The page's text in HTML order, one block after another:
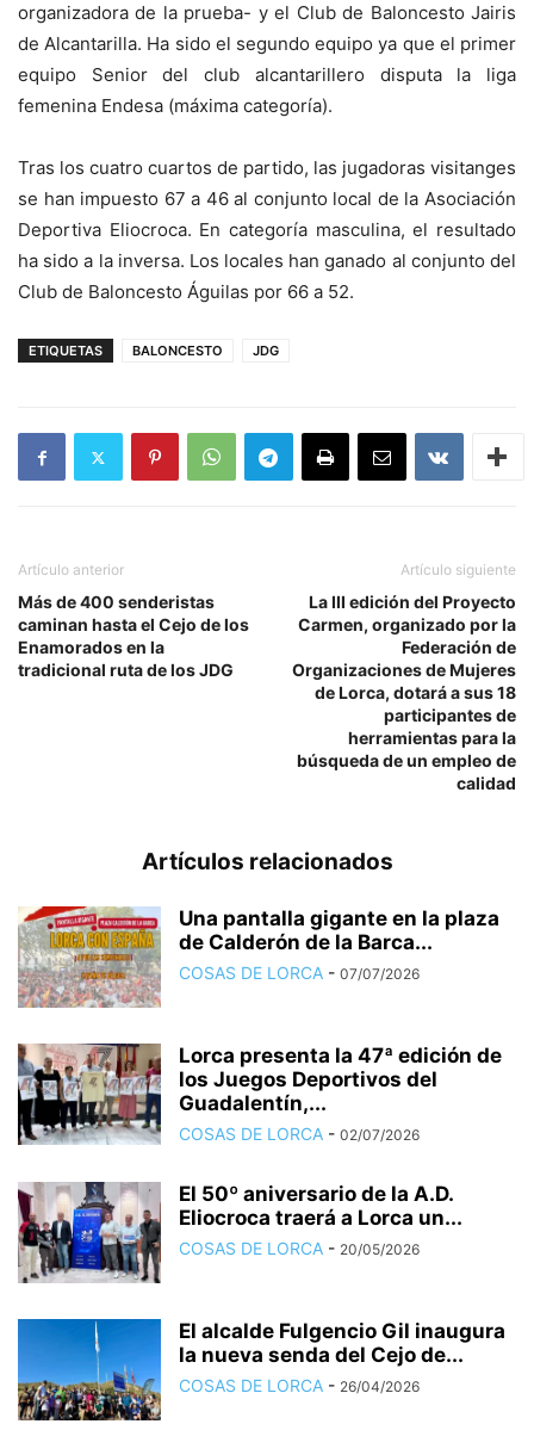
organizadora de la prueba- y el Club de Baloncesto Jairis
de Alcantarilla. Ha sido el segundo equipo ya que el primer
equipo Senior del club alcantarillero disputa la liga
femenina Endesa (máxima categoría).
Tras los cuatro cuartos de partido, las jugadoras visitanges
se han impuesto 67 a 46 al conjunto local de la Asociación
Deportiva Eliocroca. En categoría masculina, el resultado
ha sido a la inversa. Los locales han ganado al conjunto del
Club de Baloncesto Águilas por 66 a 52.
ETIQUETAS BALONCESTO JDG
Artículo anterior
Más de 400 senderistas
caminan hasta el Cejo de los
Enamorados en la
tradicional ruta de los JDG
Artículo siguiente
La III edición del Proyecto
Carmen, organizado por la
Federación de
Organizaciones de Mujeres
de Lorca, dotará a sus 18
participantes de
herramientas para la
búsqueda de un empleo de
calidad
Artículos relacionados
Una pantalla gigante en la plaza
de Calderón de la Barca...
COSAS DE LORCA - 07/07/2026
Lorca presenta la 47ª edición de
los Juegos Deportivos del
Guadalentín,...
COSAS DE LORCA - 02/07/2026
El 50º aniversario de la A.D.
Eliocroca traerá a Lorca un...
COSAS DE LORCA - 20/05/2026
El alcalde Fulgencio Gil inaugura
la nueva senda del Cejo de...
COSAS DE LORCA - 26/04/2026